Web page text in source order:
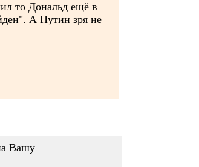
то Дональд ещё в
А Путин зря не
Вашу